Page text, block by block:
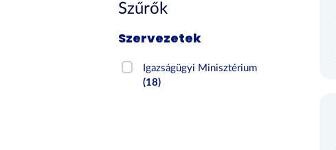
Szűrők
Szervezetek
Igazságügyi Minisztérium
(18)